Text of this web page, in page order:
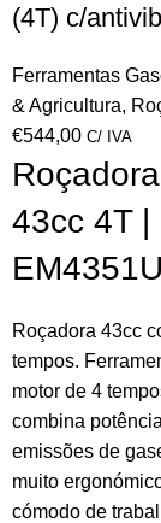
(4T) c/
Ferramentas
& Agricultura,
€544,00 C/ IVA
43cc 4T |
Roçadora 43cc
tempos.
motor de 4
combina
emissões de
muito
cómodo de